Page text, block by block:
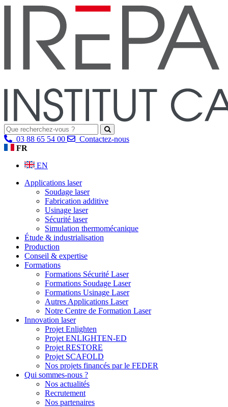
03 88 65 54 00
Contactez-nous
FR
EN
Applications laser
Soudage laser
Fabrication additive
Usinage laser
Sécurité laser
Simulation thermomécanique
Étude & industrialisation
Production
Conseil & expertise
Formations
Formations Sécurité Laser
Formations Soudage Laser
Formations Usinage Laser
Autres Applications Laser
Notre Centre de Formation Laser
Innovation laser
Projet Enlighten
Projet ENLIGHTEN-ED
Projet RESTORE
Projet SCAFOLD
Nos projets financés par le FEDER
Qui sommes-nous ?
Nos actualités
Recrutement
Nos partenaires